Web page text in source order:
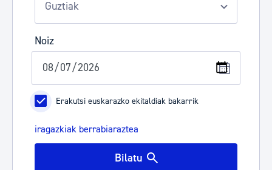
Noiz
Erakutsi euskarazko ekitaldiak bakarrik
iragazkiak berrabiaraztea
Bilatu